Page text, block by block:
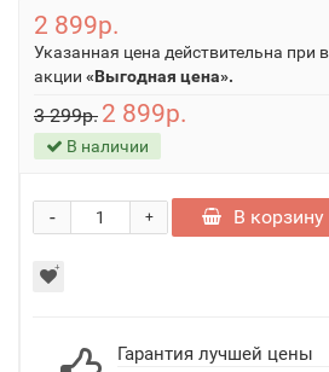
2 899р.
Указанная цена действительна при
акции «Выгодная цена».
3 299р. 2 899р.
В наличии
+
- В корзину
Гарантия лучшей цены